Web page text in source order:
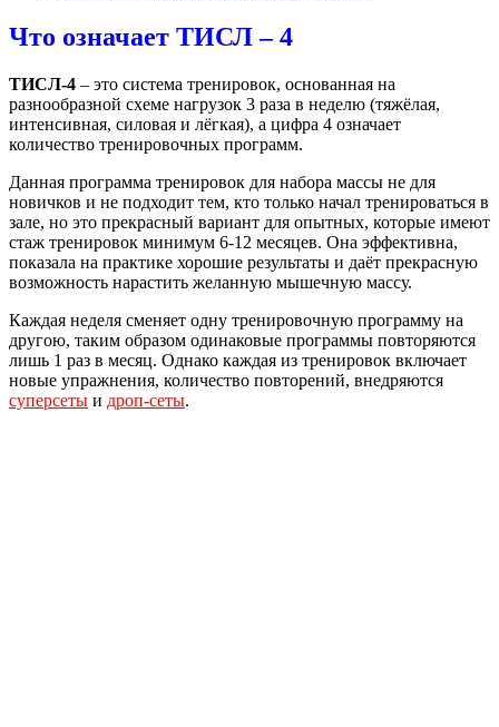
Что означает ТИСЛ – 4
ТИСЛ-4 – это система тренировок, основанная на
разнообразной схеме нагрузок 3 раза в неделю (тяжёлая,
интенсивная, силовая и лёгкая), а цифра 4 означает
количество тренировочных программ.
Данная программа тренировок для набора массы не для
новичков и не подходит тем, кто только начал тренироваться в
зале, но это прекрасный вариант для опытных, которые имеют
стаж тренировок минимум 6-12 месяцев. Она эффективна,
показала на практике хорошие результаты и даёт прекрасную
возможность нарастить желанную мышечную массу.
Каждая неделя сменяет одну тренировочную программу на
другою, таким образом одинаковые программы повторяются
лишь 1 раз в месяц. Однако каждая из тренировок включает
новые упражнения, количество повторений, внедряются
суперсеты и дроп-сеты.